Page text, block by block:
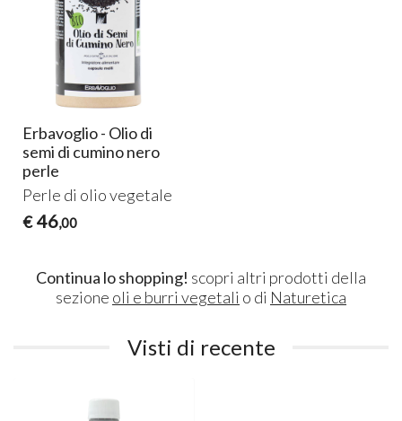
Erbavoglio - Olio di
semi di cumino nero
perle
Perle di olio vegetale
€ 46,00
Continua lo shopping! scopri altri prodotti della
sezione oli e burri vegetali o di Naturetica
Visti di recente